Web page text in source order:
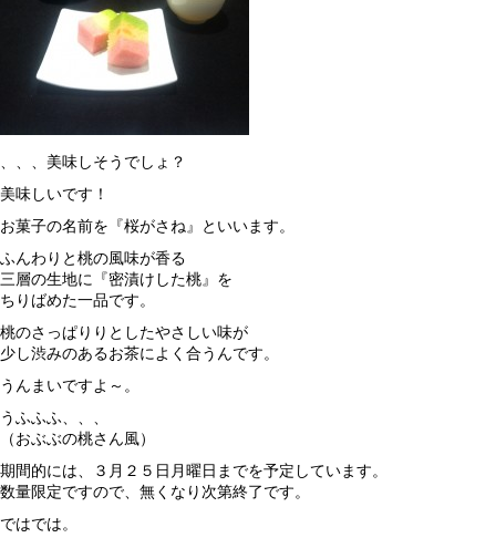
、、、美味しそうでしょ？
美味しいです！
お菓子の名前を『桜がさね』といいます。
ふんわりと桃の風味が香る
三層の生地に『密漬けした桃』を
ちりばめた一品です。
桃のさっぱりりとしたやさしい味が
少し渋みのあるお茶によく合うんです。
うんまいですよ～。
うふふふ、、、
（おぶぶの桃さん風）
期間的には、３月２５日月曜日までを予定しています。
数量限定ですので、無くなり次第終了です。
ではでは。